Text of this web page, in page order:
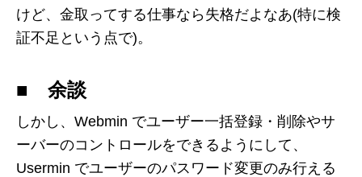
けど、金取ってする仕事なら失格だよなあ(特に検
証不足という点で)。
■ 余談
しかし、Webmin でユーザー一括登録・削除やサ
ーバーのコントロールをできるようにして、
Usermin でユーザーのパスワード変更のみ行える